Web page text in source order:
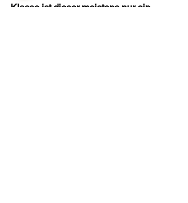
Klasse ist dieser meistens nur ein